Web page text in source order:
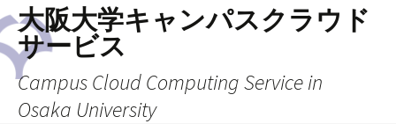
大阪大学キャンパスクラウド
サービス
Campus Cloud Computing Service in
Osaka University